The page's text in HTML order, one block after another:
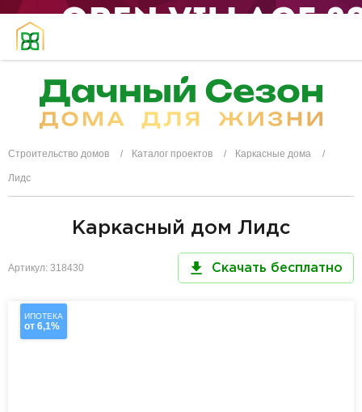
Строительство домов Каталог проектов Каркасные дома
Лидс
Каркасный дом Лидс
Артикул: 318430 Скачать бесплатно
ИПОТЕКА
от 6,1%